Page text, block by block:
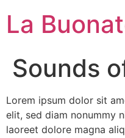
La
Sounds
Lorem ipsum dolor sit
elit, sed diam nonummy
laoreet dolore magna